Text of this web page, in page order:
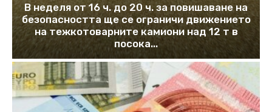
В неделя от 16 ч. до 20 ч. за повишаване на
безопасността ще се ограничи движението
на тежкотоварните камиони над 12 т в
посока...